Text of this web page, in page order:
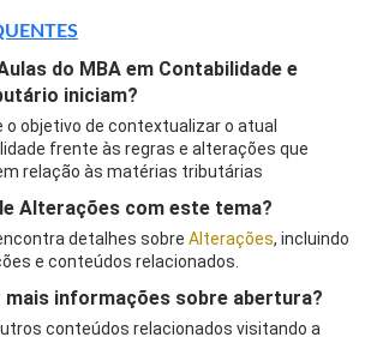
do MBA em Contabilidade e
iniciam?
o objetivo de contextualizar o atual
frente às regras e alterações que
relação às matérias tributárias
Alterações com este tema?
detalhes sobre Alterações, incluindo
e conteúdos relacionados.
mais informações sobre abertura?
conteúdos relacionados visitando a